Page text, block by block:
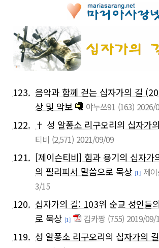
123. 음악과 함께 걷는 십자가의 길
상 및 악보
야누쓰91 (163) 2026/
122. † 성 알퐁소 리구오리의 십자가
티비 (2,571) 2021/09/09
121. [제이슨티비] 힘과 용기의 십자가
의 필리피서 말씀으로 묵상 [1] 제
3/15
120. 십자가의 길: 103위 순교 성인들
로 묵상 [1] 김카짱 (755) 2019/09/
119. 성 알퐁소 리구오리의 십자가의